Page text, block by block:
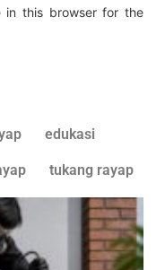
in this browser for the
edukasi
tukang rayap